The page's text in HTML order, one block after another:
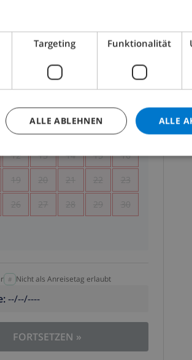
2026
DO.
1
5 6 7 8 9
12 13 14 15 16
19 20 21 22 23
26 27 28 29 30
Nicht als Anreisetag erlaubt
:--/--/----
FORTSETZEN »
Targeting Funktionalität
ALLE
ALLE ABLEHNEN